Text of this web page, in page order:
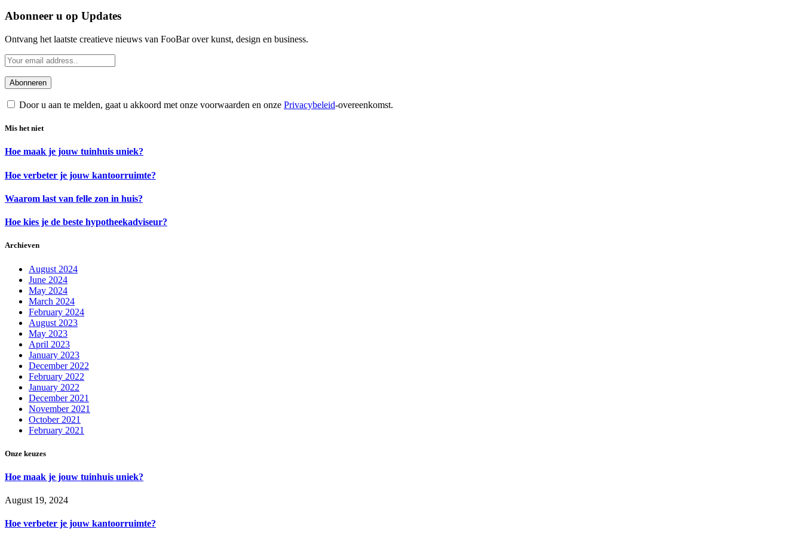
Abonneer u op Updates
Ontvang het laatste creatieve nieuws van FooBar over kunst, design en business.
Door u aan te melden, gaat u akkoord met onze voorwaarden en onze Privacybeleid-overeenkomst.
Mis het niet
Hoe maak je jouw tuinhuis uniek?
Hoe verbeter je jouw kantoorruimte?
Waarom last van felle zon in huis?
Hoe kies je de beste hypotheekadviseur?
Archieven
August 2024
June 2024
May 2024
March 2024
February 2024
August 2023
May 2023
April 2023
January 2023
December 2022
February 2022
January 2022
December 2021
November 2021
October 2021
February 2021
Onze keuzes
Hoe maak je jouw tuinhuis uniek?
August 19, 2024
Hoe verbeter je jouw kantoorruimte?